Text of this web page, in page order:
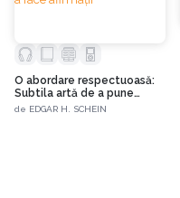
O abordare respectuoasă:
Subtila artă de a pune
întrebări în loc de a face
de EDGAR H. SCHEIN